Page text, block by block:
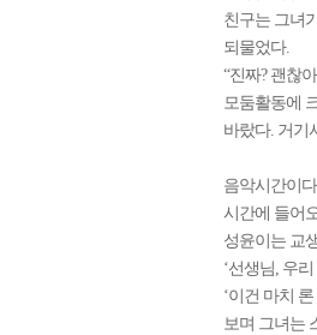
친구는 그녀
되물었다.
“진짜? 괜찮아
모둠활동에
바랐다. 거기
음악시간이
시간에 들어
성윤이는 교
‘선생님, 우
‘이건 마치
보며 그녀는